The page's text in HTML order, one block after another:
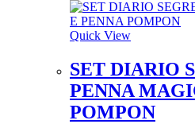
Quick View
SET DIARIO
PENNA
POMPON